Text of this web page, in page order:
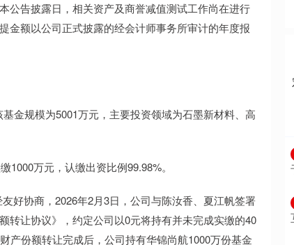
公告披露日，相关资产及商誉减值测试工作尚在进行
金额以公司正式披露的经会计师事务所审计的年度报
金规模为5001万元，主要投资领域为石墨新材料、高
万元，认缴出资比例99.98%。
好协商，2026年2月3日，公司与陈汝香、夏江帆签署
转让协议》，约定公司以0元将持有并未完成实缴的40
产份额转让完成后，公司持有华锦尚航1000万份基金